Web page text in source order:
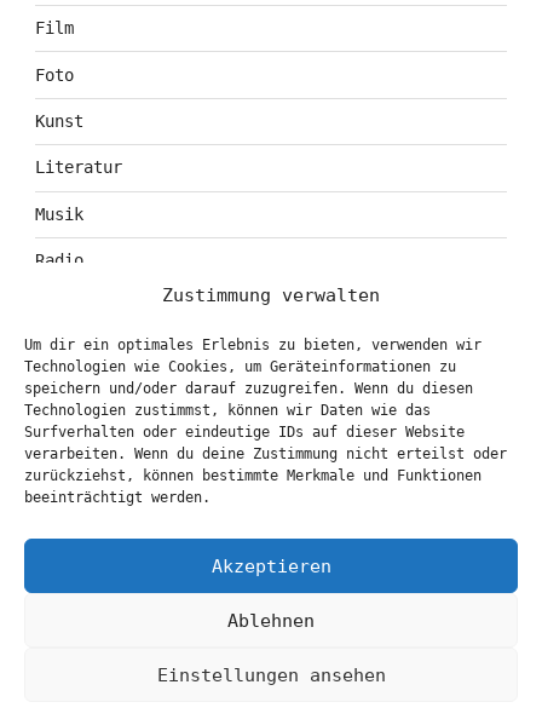
Zustimmung verwalten
Um dir ein optimales Erlebnis zu bieten, verwenden wir
Technologien wie Cookies, um Geräteinformationen zu
speichern und/oder darauf zuzugreifen. Wenn du diesen
Technologien zustimmst, können wir Daten wie das
Surfverhalten oder eindeutige IDs auf dieser Website
verarbeiten. Wenn du deine Zustimmung nicht erteilst oder
zurückziehst, können bestimmte Merkmale und Funktionen
beeinträchtigt werden.
Akzeptieren
Ablehnen
Einstellungen ansehen
Film
Foto
Kunst
Literatur
Musik
Radio
Theater
KONTAKT & BOOKING
info@marionbrasch.de